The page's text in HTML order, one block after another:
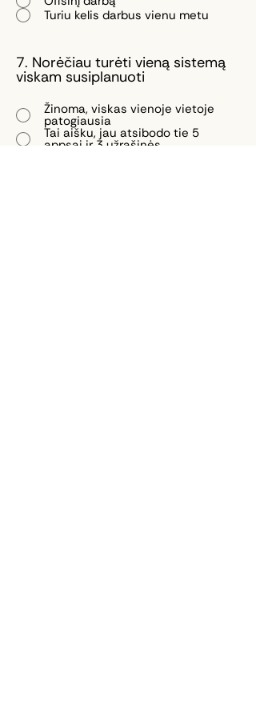
Turiu kelis darbus vienu metu
7. Norėčiau turėti vieną sistemą
viskam susiplanuoti
Žinoma, viskas vienoje vietoje
patogiausia
Tai aišku, jau atsibodo tie 5
appsai ir 3 užrašinės